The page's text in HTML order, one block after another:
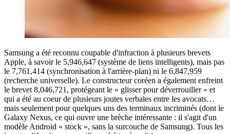
Samsung a été reconnu coupable d'infraction à plusieurs brevets
Apple, à savoir le 5,946,647 (système de liens intelligents), mais pas
le 7,761,414 (synchronisation à l'arrière-plan) ni le 6,847,959
(recherche universelle). Le constructeur coréen a également enfreint
le brevet 8,046,721, protégeant le « glisser pour déverrouiller » et
qui a été au coeur de plusieurs joutes verbales entre les avocats…
mais seulement pour quelques uns des terminaux incriminés (dont le
Galaxy Nexus, ce qui ouvre une brèche intéressante : il s'agit d'un
modèle Android « stock », sans la surcouche de Samsung). Tous les